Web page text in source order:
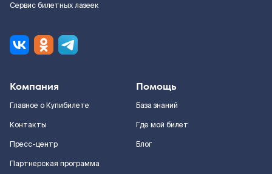
Сервис билетных лазеек
Компания
Главное о Купибилете
Контакты
Пресс-центр
Партнерская программа
Помощь
База знаний
Где мой билет
Блог